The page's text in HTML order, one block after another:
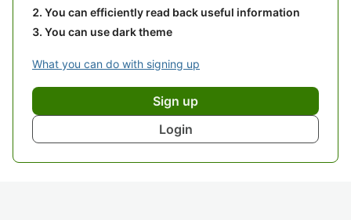
You can efficiently read back useful information
You can use dark theme
What you can do with signing up
Sign up
Login